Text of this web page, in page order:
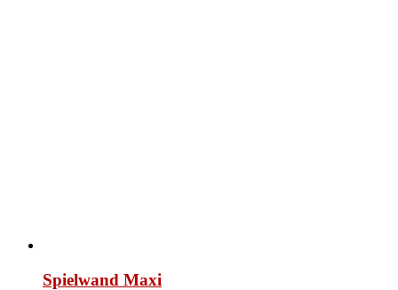
Spielwand Maxi